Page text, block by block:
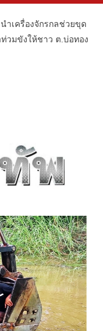
เครื่องจักรกลช่วยขุด
วมขังให้ชาว ต.บ่อทอง